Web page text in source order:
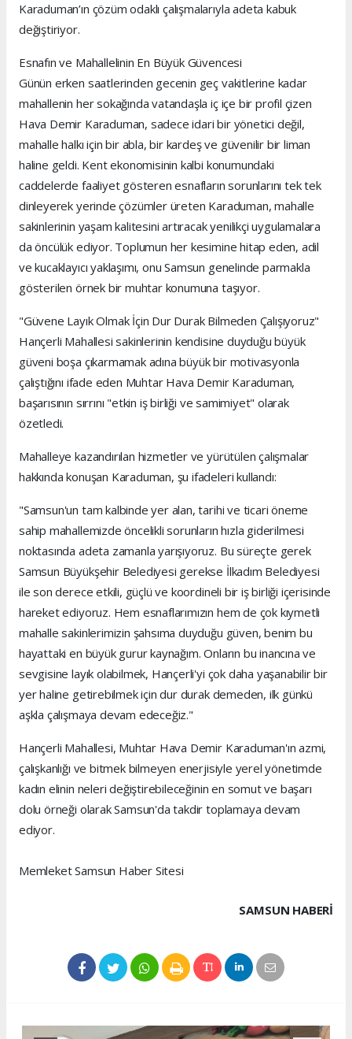
Karaduman’ın çözüm odaklı çalışmalarıyla adeta kabuk
değiştiriyor.
Esnafın ve Mahallelinin En Büyük Güvencesi
Günün erken saatlerinden gecenin geç vakitlerine kadar
mahallenin her sokağında vatandaşla iç içe bir profil çizen
Hava Demir Karaduman, sadece idari bir yönetici değil,
mahalle halkı için bir abla, bir kardeş ve güvenilir bir liman
haline geldi. Kent ekonomisinin kalbi konumundaki
caddelerde faaliyet gösteren esnafların sorunlarını tek tek
dinleyerek yerinde çözümler üreten Karaduman, mahalle
sakinlerinin yaşam kalitesini artıracak yenilikçi uygulamalara
da öncülük ediyor. Toplumun her kesimine hitap eden, adil
ve kucaklayıcı yaklaşımı, onu Samsun genelinde parmakla
gösterilen örnek bir muhtar konumuna taşıyor.
"Güvene Layık Olmak İçin Dur Durak Bilmeden Çalışıyoruz"
Hançerli Mahallesi sakinlerinin kendisine duyduğu büyük
güveni boşa çıkarmamak adına büyük bir motivasyonla
çalıştığını ifade eden Muhtar Hava Demir Karaduman,
başarısının sırrını "etkin iş birliği ve samimiyet" olarak
özetledi.
Mahalleye kazandırılan hizmetler ve yürütülen çalışmalar
hakkında konuşan Karaduman, şu ifadeleri kullandı:
"Samsun'un tam kalbinde yer alan, tarihi ve ticari öneme
sahip mahallemizde öncelikli sorunların hızla giderilmesi
noktasında adeta zamanla yarışıyoruz. Bu süreçte gerek
Samsun Büyükşehir Belediyesi gerekse İlkadım Belediyesi
ile son derece etkili, güçlü ve koordineli bir iş birliği içerisinde
hareket ediyoruz. Hem esnaflarımızın hem de çok kıymetli
mahalle sakinlerimizin şahsıma duyduğu güven, benim bu
hayattaki en büyük gurur kaynağım. Onların bu inancına ve
sevgisine layık olabilmek, Hançerli'yi çok daha yaşanabilir bir
yer haline getirebilmek için dur durak demeden, ilk günkü
aşkla çalışmaya devam edeceğiz."
Hançerli Mahallesi, Muhtar Hava Demir Karaduman'ın azmi,
çalışkanlığı ve bitmek bilmeyen enerjisiyle yerel yönetimde
kadın elinin neleri değiştirebileceğinin en somut ve başarı
dolu örneği olarak Samsun'da takdir toplamaya devam
ediyor.
Memleket Samsun Haber Sitesi
SAMSUN HABERİ